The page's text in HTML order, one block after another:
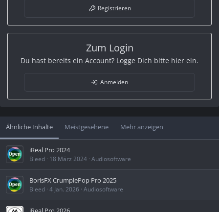
Registrieren
Zum Login
Du hast bereits ein Account? Logge Dich bitte hier ein.
Anmelden
Ähnliche Inhalte Meistgesehene Mehr anzeigen
iReal Pro 2024
Bleed 18 März 2024 Audiosoftware
BorisFX CrumplePop Pro 2025
Bleed 4 Jan. 2026 Audiosoftware